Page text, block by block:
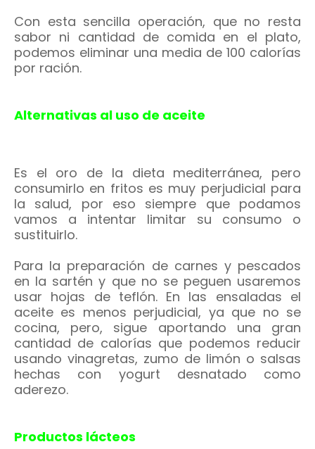
Con esta sencilla operación, que no resta
sabor ni cantidad de comida en el plato,
podemos eliminar una media de 100 calorías
por ración.
Alternativas al uso de aceite
Es el oro de la dieta mediterránea, pero
consumirlo en fritos es muy perjudicial para
la salud, por eso siempre que podamos
vamos a intentar limitar su consumo o
sustituirlo.
Para la preparación de carnes y pescados
en la sartén y que no se peguen usaremos
usar hojas de teflón. En las ensaladas el
aceite es menos perjudicial, ya que no se
cocina, pero, sigue aportando una gran
cantidad de calorías que podemos reducir
usando vinagretas, zumo de limón o salsas
hechas con yogurt desnatado como
aderezo.
Productos lácteos